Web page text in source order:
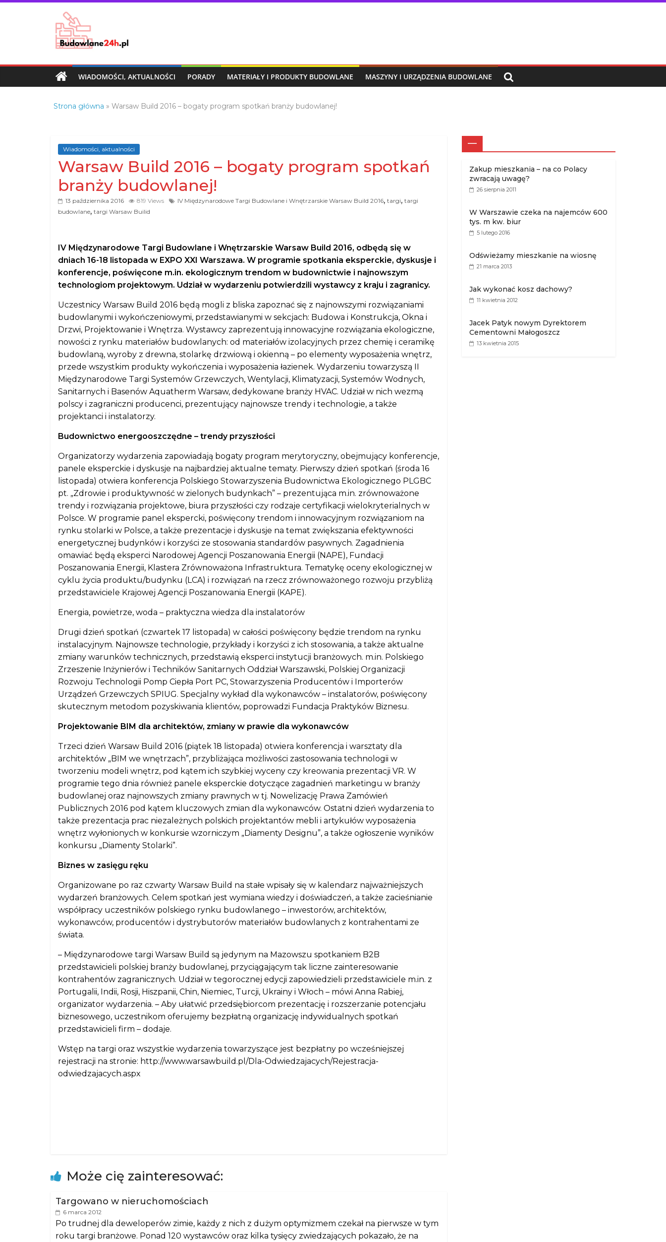
Skip
Budowlane24h.pl
portal
budowlany
Porady
branży
budowlanej
WIADOMOŚCI, AKTUALNOŚCI PORADY MATERIAŁY I PRODUKTY BUDOWLANE MASZYNY I URZĄDZENIA BUDOWLANE
Strona główna » Warsaw Build 2016 – bogaty program spotkań branży budowlanej!
Wiadomości, aktualności
Warsaw Build 2016 – bogaty program spotkań
branży budowlanej!
13 października 2016 819 Views IV Międzynarodowe Targi Budowlane i Wnętrzarskie Warsaw Build 2016, targi, targi
budowlane, targi Warsaw Builid
IV Międzynarodowe Targi Budowlane i Wnętrzarskie Warsaw Build 2016, odbędą się w
dniach 16-18 listopada w EXPO XXI Warszawa. W programie spotkania eksperckie, dyskusje i
konferencje, poświęcone m.in. ekologicznym trendom w budownictwie i najnowszym
technologiom projektowym. Udział w wydarzeniu potwierdzili wystawcy z kraju i zagranicy.
Uczestnicy Warsaw Build 2016 będą mogli z bliska zapoznać się z najnowszymi rozwiązaniami
budowlanymi i wykończeniowymi, przedstawianymi w sekcjach: Budowa i Konstrukcja, Okna i
Drzwi, Projektowanie i Wnętrza. Wystawcy zaprezentują innowacyjne rozwiązania ekologiczne,
nowości z rynku materiałów budowlanych: od materiałów izolacyjnych przez chemię i ceramikę
budowlaną, wyroby z drewna, stolarkę drzwiową i okienną – po elementy wyposażenia wnętrz,
przede wszystkim produkty wykończenia i wyposażenia łazienek. Wydarzeniu towarzyszą II
Międzynarodowe Targi Systemów Grzewczych, Wentylacji, Klimatyzacji, Systemów Wodnych,
Sanitarnych i Basenów Aquatherm Warsaw, dedykowane branży HVAC. Udział w nich wezmą
polscy i zagraniczni producenci, prezentujący najnowsze trendy i technologie, a także
projektanci i instalatorzy.
Budownictwo energooszczędne – trendy przyszłości
Organizatorzy wydarzenia zapowiadają bogaty program merytoryczny, obejmujący konferencje,
panele eksperckie i dyskusje na najbardziej aktualne tematy. Pierwszy dzień spotkań (środa 16
listopada) otwiera konferencja Polskiego Stowarzyszenia Budownictwa Ekologicznego PLGBC
pt. „Zdrowie i produktywność w zielonych budynkach” – prezentująca m.in. zrównoważone
trendy i rozwiązania projektowe, biura przyszłości czy rodzaje certyfikacji wielokryterialnych w
Polsce. W programie panel ekspercki, poświęcony trendom i innowacyjnym rozwiązaniom na
rynku stolarki w Polsce, a także prezentacje i dyskusje na temat zwiększania efektywności
energetycznej budynków i korzyści ze stosowania standardów pasywnych. Zagadnienia
omawiać będą eksperci Narodowej Agencji Poszanowania Energii (NAPE), Fundacji
Poszanowania Energii, Klastera Zrównoważona Infrastruktura. Tematykę oceny ekologicznej w
cyklu życia produktu/budynku (LCA) i rozwiązań na rzecz zrównoważonego rozwoju przybliżą
przedstawiciele Krajowej Agencji Poszanowania Energii (KAPE).
Energia, powietrze, woda – praktyczna wiedza dla instalatorów
Drugi dzień spotkań (czwartek 17 listopada) w całości poświęcony będzie trendom na rynku
instalacyjnym. Najnowsze technologie, przykłady i korzyści z ich stosowania, a także aktualne
zmiany warunków technicznych, przedstawią eksperci instytucji branżowych. m.in. Polskiego
Zrzeszenie Inżynierów i Techników Sanitarnych Oddział Warszawski, Polskiej Organizacji
Rozwoju Technologii Pomp Ciepła Port PC, Stowarzyszenia Producentów i Importerów
Urządzeń Grzewczych SPIUG. Specjalny wykład dla wykonawców – instalatorów, poświęcony
skutecznym metodom pozyskiwania klientów, poprowadzi Fundacja Praktyków Biznesu.
Projektowanie BIM dla architektów, zmiany w prawie dla wykonawców
Trzeci dzień Warsaw Build 2016 (piątek 18 listopada) otwiera konferencja i warsztaty dla
architektów „BIM we wnętrzach”, przybliżająca możliwości zastosowania technologii w
tworzeniu modeli wnętrz, pod kątem ich szybkiej wyceny czy kreowania prezentacji VR. W
programie tego dnia również panele eksperckie dotyczące zagadnień marketingu w branży
budowlanej oraz najnowszych zmiany prawnych w tj. Nowelizację Prawa Zamówień
Publicznych 2016 pod kątem kluczowych zmian dla wykonawców. Ostatni dzień wydarzenia to
także prezentacja prac niezależnych polskich projektantów mebli i artykułów wyposażenia
wnętrz wyłonionych w konkursie wzorniczym „Diamenty Designu”, a także ogłoszenie wyników
konkursu „Diamenty Stolarki”.
Biznes w zasięgu ręku
Organizowane po raz czwarty Warsaw Build na stałe wpisały się w kalendarz najważniejszych
wydarzeń branżowych. Celem spotkań jest wymiana wiedzy i doświadczeń, a także zacieśnianie
współpracy uczestników polskiego rynku budowlanego – inwestorów, architektów,
wykonawców, producentów i dystrybutorów materiałów budowlanych z kontrahentami ze
świata.
– Międzynarodowe targi Warsaw Build są jedynym na Mazowszu spotkaniem B2B
przedstawicieli polskiej branży budowlanej, przyciągającym tak liczne zainteresowanie
kontrahentów zagranicznych. Udział w tegorocznej edycji zapowiedzieli przedstawiciele m.in. z
Portugalii, Indii, Rosji, Hiszpanii, Chin, Niemiec, Turcji, Ukrainy i Włoch – mówi Anna Rabiej,
organizator wydarzenia. – Aby ułatwić przedsiębiorcom prezentację i rozszerzanie potencjału
biznesowego, uczestnikom oferujemy bezpłatną organizację indywidualnych spotkań
przedstawicieli firm – dodaje.
Wstęp na targi oraz wszystkie wydarzenia towarzyszące jest bezpłatny po wcześniejszej
rejestracji na stronie: http://www.warsawbuild.pl/Dla-Odwiedzajacych/Rejestracja-
odwiedzajacych.aspx
Może cię zainteresować:
Targowano w nieruchomościach
6 marca 2012
Po trudnej dla deweloperów zimie, każdy z nich z dużym optymizmem czekał na pierwsze w tym
roku targi branżowe. Ponad 120 wystawców oraz kilka tysięcy zwiedzających pokazało, że na
—
Zakup mieszkania – na co Polacy
zwracają uwagę?
26 sierpnia 2011
W Warszawie czeka na najemców 600
tys. m kw. biur
5 lutego 2016
Odświeżamy mieszkanie na wiosnę
21 marca 2013
Jak wykonać kosz dachowy?
11 kwietnia 2012
Jacek Patyk nowym Dyrektorem
Cementowni Małogoszcz
13 kwietnia 2015